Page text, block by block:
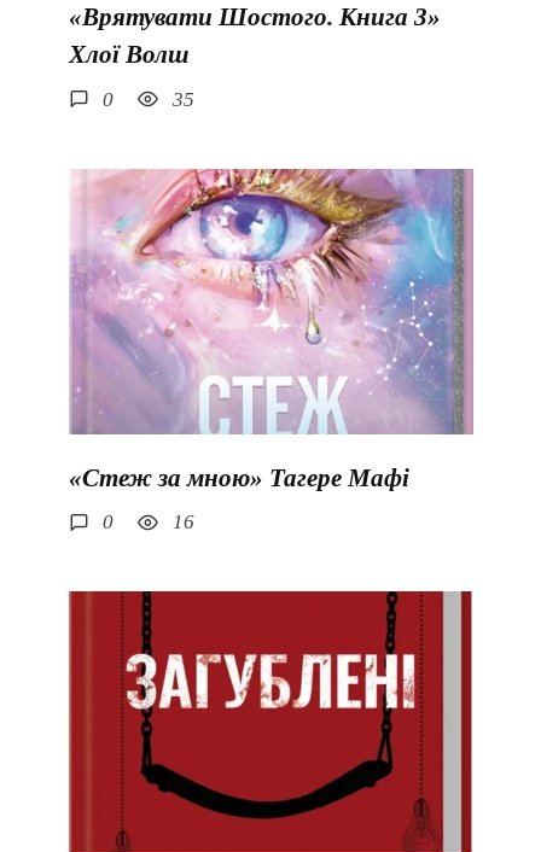
«Врятувати Шостого. Книга 3»
Хлої Волш
0 35
«Стеж за мною» Тагере Мафі
0 16